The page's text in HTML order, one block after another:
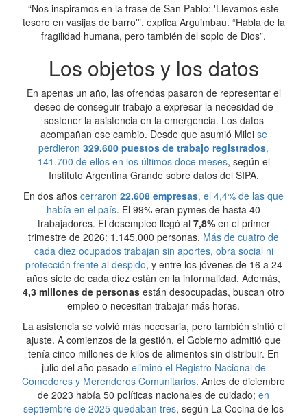
“Nos inspiramos en la frase de San Pablo: 'Llevamos este
tesoro en vasijas de barro'”, explica Arguimbau. “Habla de la
fragilidad humana, pero también del soplo de Dios”.
Los objetos y los datos
En apenas un año, las ofrendas pasaron de representar el
deseo de conseguir trabajo a expresar la necesidad de
sostener la asistencia en la emergencia. Los datos
acompañan ese cambio. Desde que asumió Milei se
perdieron 329.600 puestos de trabajo registrados,
141.700 de ellos en los últimos doce meses, según el
Instituto Argentina Grande sobre datos del SIPA.
En dos años cerraron 22.608 empresas, el 4,4% de las que
había en el país. El 99% eran pymes de hasta 40
trabajadores. El desempleo llegó al 7,8%en el primer
trimestre de 2026: 1.145.000 personas. Más de cuatro de
cada diez ocupados trabajan sin aportes, obra social ni
protección frente al despido, y entre los jóvenes de 16 a 24
años siete de cada diez están en la informalidad. Además,
4,3 millones de personas están desocupadas, buscan otro
empleo o necesitan trabajar más horas.
La asistencia se volvió más necesaria, pero también sintió el
ajuste. A comienzos de la gestión, el Gobierno admitió que
tenía cinco millones de kilos de alimentos sin distribuir. En
julio del año pasado eliminó el Registro Nacional de
Comedores y Merenderos Comunitarios. Antes de diciembre
de 2023 había 50 políticas nacionales de cuidado; en
septiembre de 2025 quedaban tres, según La Cocina de los